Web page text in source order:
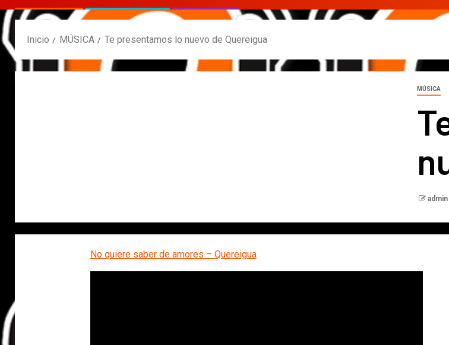
Inicio MÚSICA Te presentamos lo nuevo de Quereigua
MÚSICA
admin
No quiere saber de amores – Quereigua